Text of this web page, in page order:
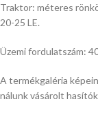
Traktor: méteres
20-25 LE.
Üzemi fordulatszám:
A termékgaléria
nálunk vásárolt